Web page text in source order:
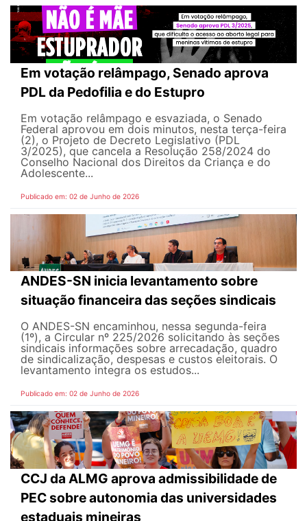
Em votação relâmpago, Senado aprova
PDL da Pedofilia e do Estupro
Em votação relâmpago e esvaziada, o Senado
Federal aprovou em dois minutos, nesta terça-feira
(2), o Projeto de Decreto Legislativo (PDL
3/2025), que cancela a Resolução 258/2024 do
Conselho Nacional dos Direitos da Criança e do
Adolescente...
Publicado em: 02 de Junho de 2026
ANDES-SN inicia levantamento sobre
situação financeira das seções sindicais
O ANDES-SN encaminhou, nessa segunda-feira
(1º), a Circular nº 225/2026 solicitando às seções
sindicais informações sobre arrecadação, quadro
de sindicalização, despesas e custos eleitorais. O
levantamento integra os estudos...
Publicado em: 02 de Junho de 2026
CCJ da ALMG aprova admissibilidade de
PEC sobre autonomia das universidades
estaduais mineiras